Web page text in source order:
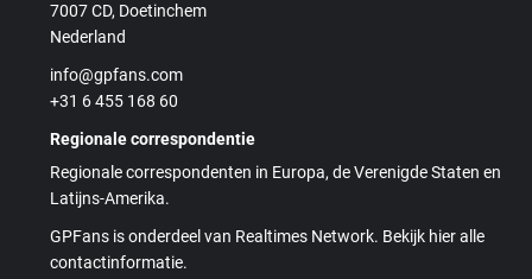
7007 CD, Doetinchem
Nederland
info@gpfans.com
+31 6 455 168 60
Regionale correspondentie
Regionale correspondenten in Europa, de Verenigde Staten en
Latijns-Amerika.
GPFans is onderdeel van Realtimes Network. Bekijk hier alle
contactinformatie.